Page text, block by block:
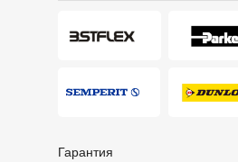
Гарантия